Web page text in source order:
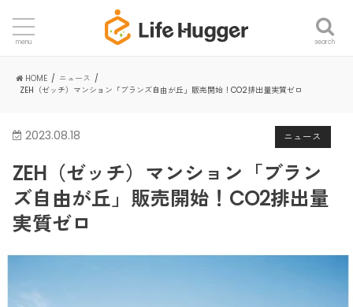
search
menu
HOME
ニュース
ZEH（ゼッチ）マンション「ブランズ自由が丘」販売開始！CO2排出量実質ゼロ
ニュース
2023.08.18
ZEH（ゼッチ）マンション「ブラン
ズ自由が丘」販売開始！CO2排出量
実質ゼロ